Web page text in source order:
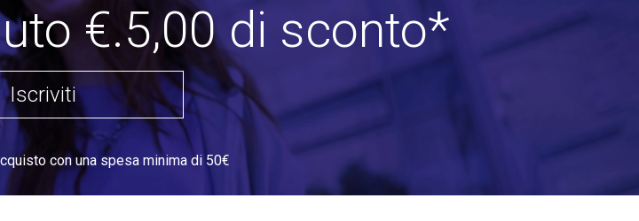
€.5,00 di sconto*
Iscriviti
con una spesa minima di 50€